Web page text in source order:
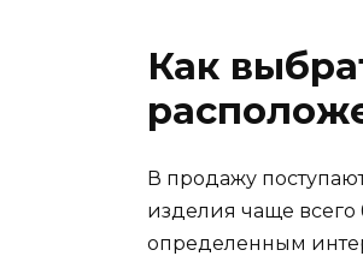
Как
В продажу
изделия чаще
определенным